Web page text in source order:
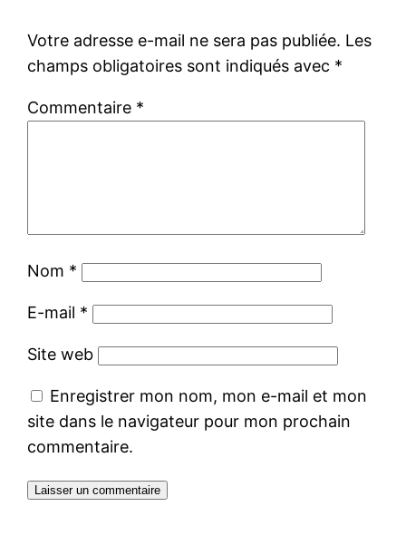
Votre adresse e-mail ne sera pas publiée. Les
champs obligatoires sont indiqués avec *
Commentaire *
Nom *
E-mail *
Site web
Enregistrer mon nom, mon e-mail et mon
site dans le navigateur pour mon prochain
commentaire.